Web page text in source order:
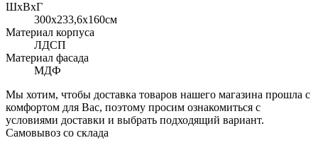
ШхВхГ
300x233,6х160см
Материал корпуса
ЛДСП
Материал фасада
МДФ
Мы хотим, чтобы доставка товаров нашего магазина прошла с
комфортом для Вас, поэтому просим ознакомиться с
условиями доставки и выбрать подходящий вариант.
Самовывоз со склада